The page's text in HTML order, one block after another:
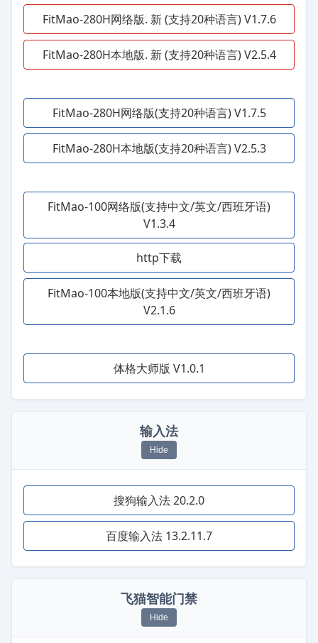
FitMao-280H网络版. 新 (支持20种语言) V1.7.6
FitMao-280H本地版. 新 (支持20种语言) V2.5.4
FitMao-280H网络版(支持20种语言) V1.7.5
FitMao-280H本地版(支持20种语言) V2.5.3
FitMao-100网络版(支持中文/英文/西班牙语)
V1.3.4
http下载
FitMao-100本地版(支持中文/英文/西班牙语)
V2.1.6
体格大师版 V1.0.1
输入法
Hide
搜狗输入法 20.2.0
百度输入法 13.2.11.7
飞猫智能门禁
Hide